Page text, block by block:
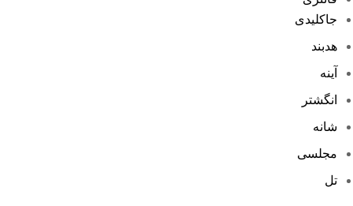
جاکلیدی
هدبند
آینه
انگشتر
شانه
مجلسی
تل